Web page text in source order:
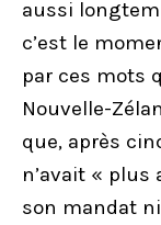
aussi
c’est le
par ces mots
Nouvelle-
que, après
n’avait « plus
son mandat